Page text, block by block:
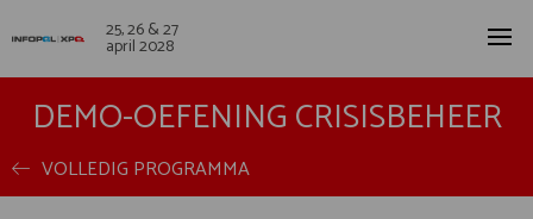
25, 26 & 27
april 2028
DEMO-OEFENING CRISISBEHEER
VOLLEDIG PROGRAMMA